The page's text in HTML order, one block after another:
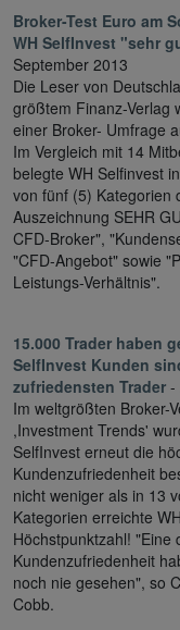
Broker-Test Euro am
WH SelfInvest "sehr
September 2013
Die Leser von
größtem Finanz-Verlag
einer Broker- Umfrage
Im Vergleich mit 14
belegte WH Selfinvest
von fünf (5) Kategorien
Auszeichnung SEHR
CFD-Broker",
"CFD-Angebot" sowie
Leistungs-Verhältnis".
15.000 Trader haben
SelfInvest Kunden
zufriedensten Trader -
Im weltgrößten Broker-
,Investment Trends'
SelfInvest erneut die
Kundenzufriedenheit
nicht weniger als in 13
Kategorien erreichte
Höchstpunktzahl! "Eine
Kundenzufriedenheit
noch nie gesehen", so
Cobb.